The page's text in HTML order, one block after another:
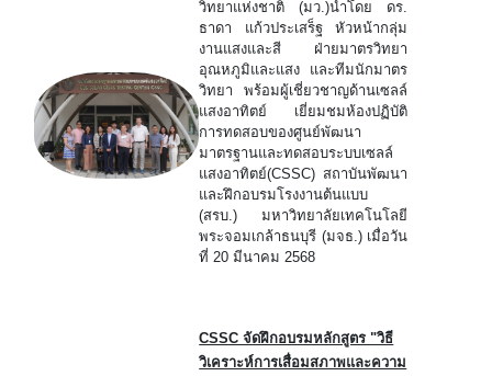
วิทยาแห่งชาติ (มว.)นำโดย ดร.
ธาดา แก้วประเสร็ฐ หัวหน้ากลุ่ม
งานแสงและสี ฝ่ายมาตรวิทยา
อุณหภูมิและแสง และทีมนักมาตร
วิทยา พร้อมผู้เชี่ยวชาญด้านเซลล์
แสงอาทิตย์ เยี่ยมชมห้องปฏิบัติ
การทดสอบของศูนย์พัฒนา
มาตรฐานและทดสอบระบบเซลล์
แสงอาทิตย์(CSSC) สถาบันพัฒนา
และฝึกอบรมโรงงานต้นแบบ
(สรบ.) มหาวิทยาลัยเทคโนโลยี
พระจอมเกล้าธนบุรี (มจธ.) เมื่อวัน
ที่ 20 มีนาคม 2568
CSSC จัดฝึกอบรมหลักสูตร "วิธี
วิเคราะห์การเสื่อมสภาพและความ